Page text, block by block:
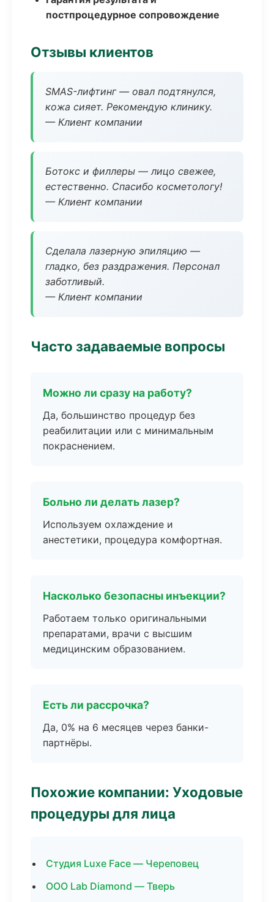
постпроцедурное сопровождение
Отзывы клиентов
SMAS-лифтинг — овал подтянулся,
кожа сияет. Рекомендую клинику.
— Клиент компании
Ботокс и филлеры — лицо свежее,
естественно. Спасибо косметологу!
— Клиент компании
Сделала лазерную эпиляцию —
гладко, без раздражения. Персонал
заботливый.
— Клиент компании
Часто задаваемые вопросы
Можно ли сразу на работу?
Да, большинство процедур без
реабилитации или с минимальным
покраснением.
Больно ли делать лазер?
Используем охлаждение и
анестетики, процедура комфортная.
Насколько безопасны инъекции?
Работаем только оригинальными
препаратами, врачи с высшим
медицинским образованием.
Есть ли рассрочка?
Да, 0% на 6 месяцев через банки-
партнёры.
Похожие компании: Уходовые
процедуры для лица
Студия Luxe Face — Череповец
ООО Lab Diamond — Тверь